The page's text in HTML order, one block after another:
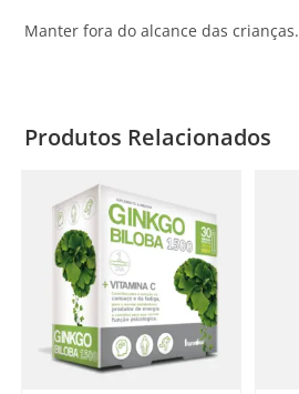
Manter fora do alcance das crianças.
Produtos Relacionados